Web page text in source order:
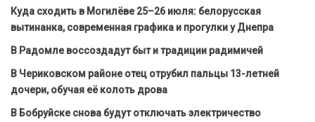
Куда сходить в Могилёве 25–26 июля: белорусская
вытинанка, современная графика и прогулки у Днепра
В Радомле воссоздадут быт и традиции радимичей
В Чериковском районе отец отрубил пальцы 13-летней
дочери, обучая её колоть дрова
В Бобруйске снова будут отключать электричество